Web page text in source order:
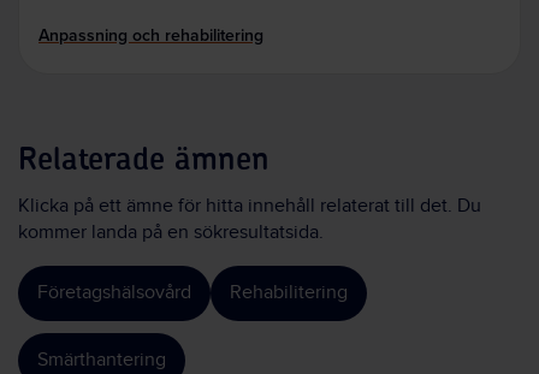
Anpassning och rehabilitering
Relaterade ämnen
Klicka på ett ämne för hitta innehåll relaterat till det. Du
kommer landa på en sökresultatsida.
Företagshälsovård Rehabilitering
Smärthantering